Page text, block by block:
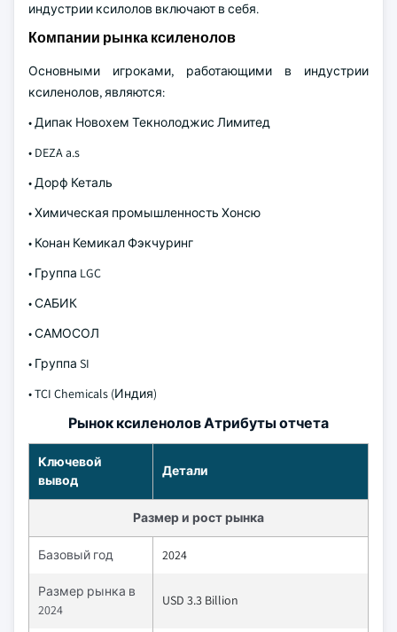
индустрии ксилолов включают в себя.
Компании рынка ксиленолов
Основными игроками, работающими в индустрии
ксиленолов, являются:
• Дипак Новохем Текнолоджис Лимитед
• DEZA a.s
• Дорф Кеталь
• Химическая промышленность Хонсю
• Конан Кемикал Фэкчуринг
• Группа LGC
• САБИК
• САМОСОЛ
• Группа SI
• TCI Chemicals (Индия)
Рынок ксиленолов Атрибуты отчета
Ключевой
вывод
Детали
Размер и рост рынка
Базовый год 2024
Размер рынка в
2024
USD 3.3 Billion